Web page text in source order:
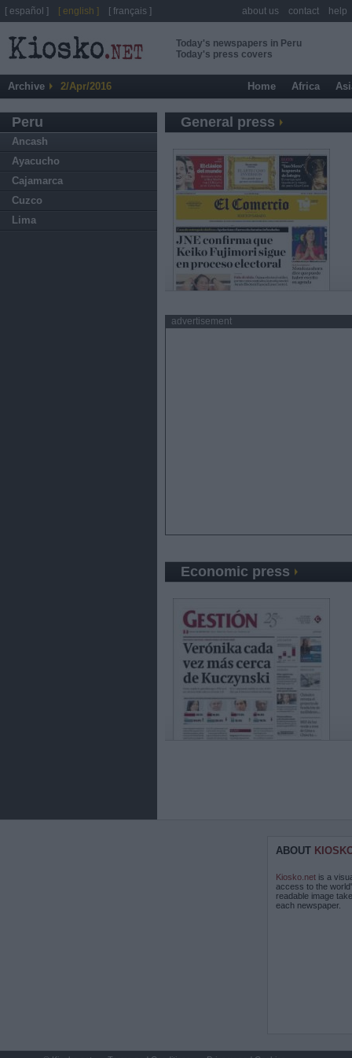
Today's newspapers in Peru
Today's press covers
Archive 2/Apr/2016 Home Africa
Peru
Ancash
Ayacucho
Cajamarca
Cuzco
Lima
General press
advertisement
Economic press
ABOUT
Kiosko.net is a
access to the
readable image
each newspaper.
[ español ] [ english ] [ français ] about us contact help